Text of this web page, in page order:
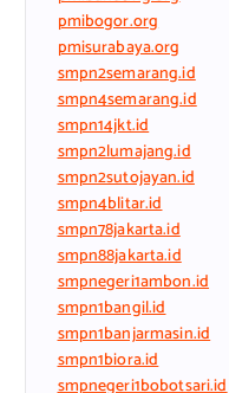
pmibogor.org
pmisurabaya.org
smpn2semarang.id
smpn4semarang.id
smpn14jkt.id
smpn2lumajang.id
smpn2sutojayan.id
smpn4blitar.id
smpn78jakarta.id
smpn88jakarta.id
smpnegeri1ambon.id
smpn1bangil.id
smpn1banjarmasin.id
smpn1biora.id
smpnegeri1bobotsari.id